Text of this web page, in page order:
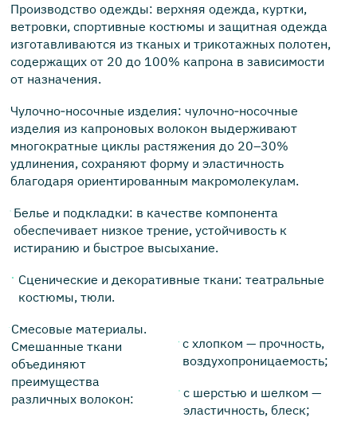
Производство одежды: верхняя одежда, куртки,
ветровки, спортивные костюмы и защитная одежда
изготавливаются из тканых и трикотажных полотен,
содержащих от 20 до 100% капрона в зависимости
от назначения.
Чулочно‑носочные изделия: чулочно‑носочные
изделия из капроновых волокон выдерживают
многократные циклы растяжения до 20–30%
удлинения, сохраняют форму и эластичность
благодаря ориентированным макромолекулам.
Белье и подкладки: в качестве компонента
обеспечивает низкое трение, устойчивость к
истиранию и быстрое высыхание.
Сценические и декоративные ткани: театральные
костюмы, тюли.
Смесовые материалы.
Смешанные ткани
объединяют
преимущества
различных волокон:
с хлопком — прочность,
воздухопроницаемость;
с шерстью и шелком —
эластичность, блеск;